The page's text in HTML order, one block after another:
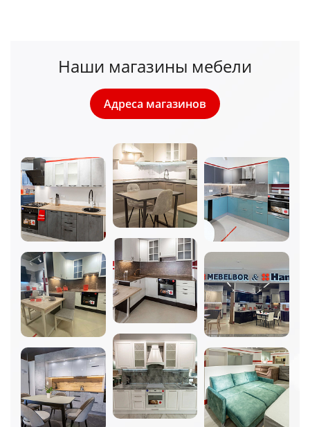
Наши магазины мебели
Адреса магазинов